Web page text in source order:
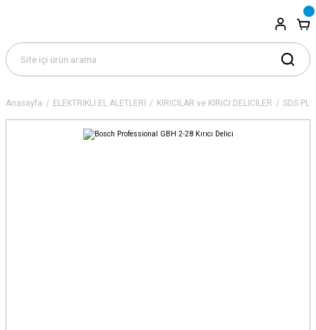
Anasayfa ELEKTRİKLİ EL ALETLERİ KIRICILAR ve KIRICI DELİCİLER SDS